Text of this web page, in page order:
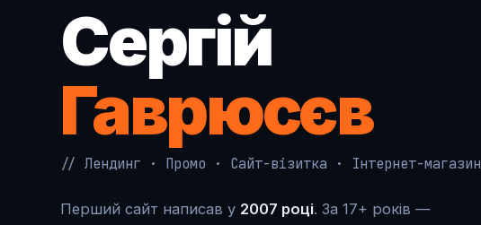
Сергій
Гаврюсєв
// Лендинг · Промо · Сайт-візитка · Інтернет-магазин
Перший сайт написав у 2007 році. За 17+ років —